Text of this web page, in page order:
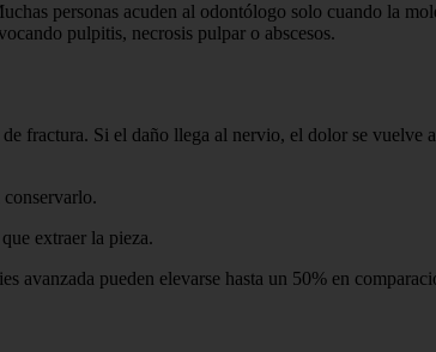
personas acuden al odontólogo solo cuando la
pulpitis, necrosis pulpar o abscesos.
fractura. Si el daño llega al nervio, el dolor se vuelve
extraer la pieza.
pueden elevarse hasta un 50% en